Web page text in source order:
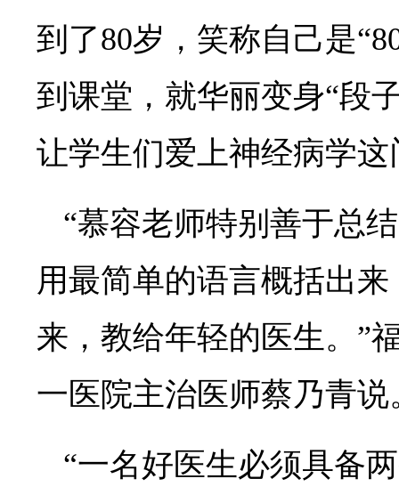
到了80岁，笑称自己是
到课堂，就华丽变身“段
让学生们爱上神经病学
“慕容老师特别善于总
用最简单的语言概括出
来，教给年轻的医生。”
一医院主治医师蔡乃青说
“一名好医生必须具备